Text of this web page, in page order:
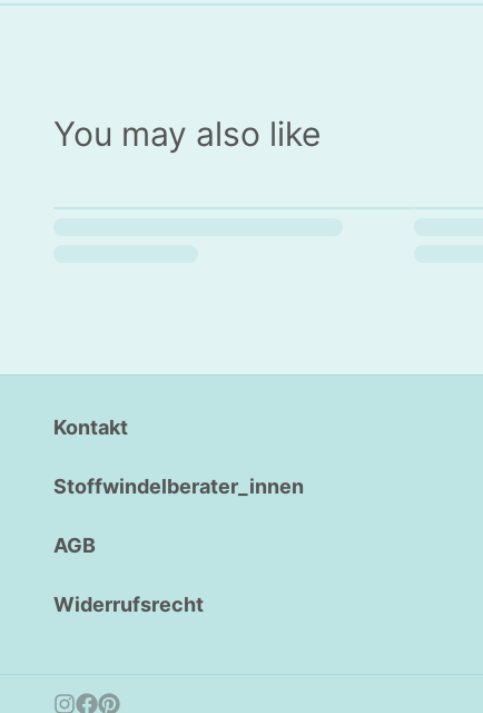
You may also like
Kontakt
Stoffwindelberater_innen
AGB
Widerrufsrecht